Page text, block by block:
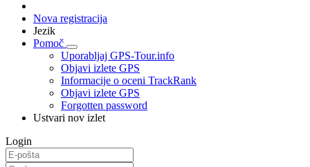
Nova registracija
Jezik
Pomoč
Uporabljaj GPS-Tour.info
Objavi izlete GPS
Informacije o oceni TrackRank
Objavi izlete GPS
Forgotten password
Ustvari nov izlet
Login